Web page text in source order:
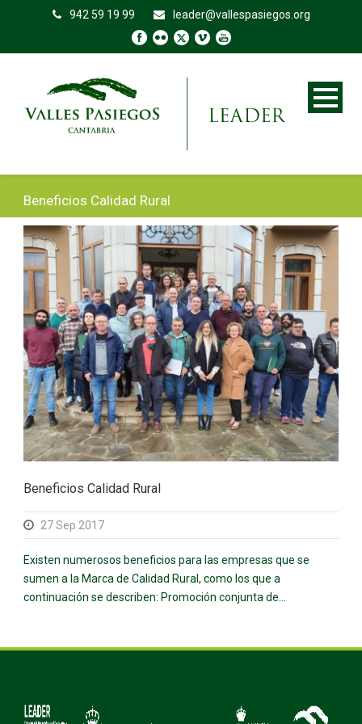
942 59 19 99 leader@vallespasiegos.org
Beneficios Calidad Rural
Beneficios Calidad Rural
27 Sep 2017
Existen numerosos beneficios para las empresas que se
sumen a la Marca de Calidad Rural, como los que a
continuación se describen: Promoción conjunta de...